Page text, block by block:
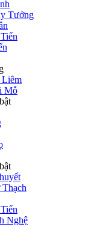
Tưởng
Liêm
Mỗ
Nghệ